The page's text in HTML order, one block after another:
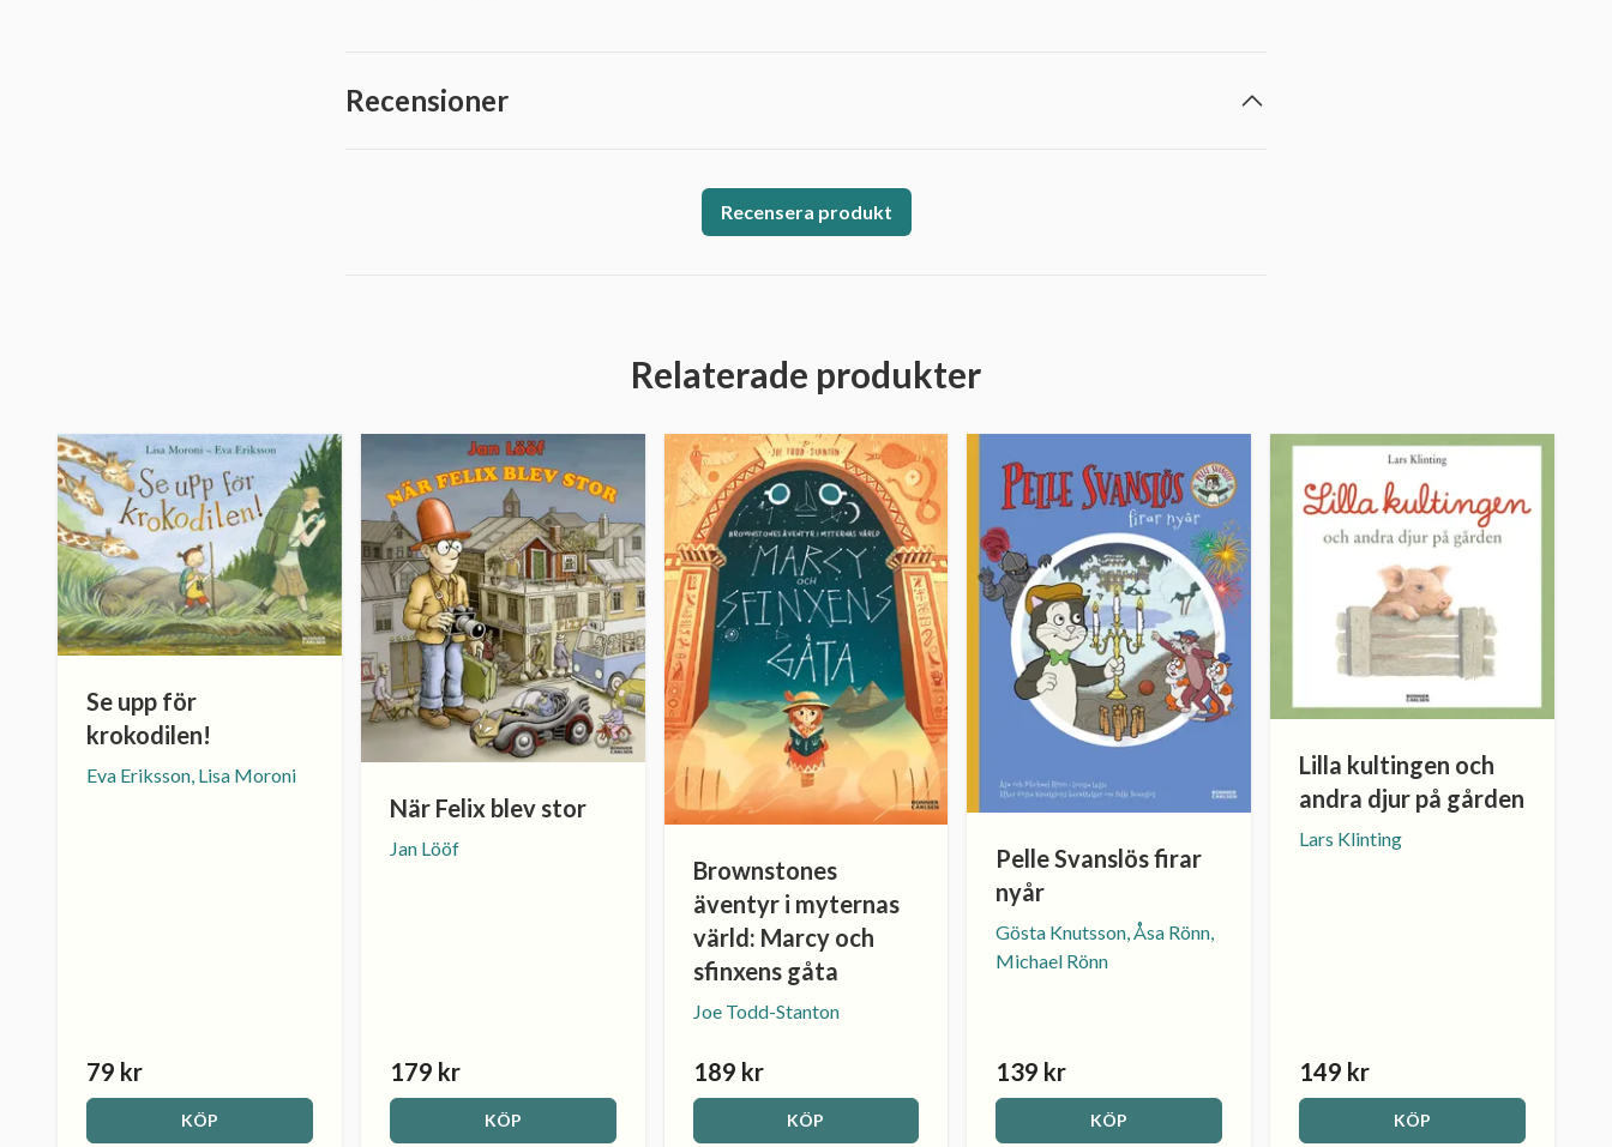
Recensioner
Recensera produkt
Relaterade produkter
Se upp för
krokodilen!
Eva Eriksson, Lisa Moroni
79 kr
KÖP
När Felix blev stor
Jan Lööf
179 kr
KÖP
Brownstones
äventyr i myternas
värld: Marcy och
sfinxens gåta
Joe Todd-Stanton
189 kr
KÖP
Pelle Svanslös firar
nyår
Gösta Knutsson, Åsa Rönn,
Michael Rönn
139 kr
KÖP
Lilla kultingen och
andra djur på gården
Lars Klinting
149 kr
KÖP